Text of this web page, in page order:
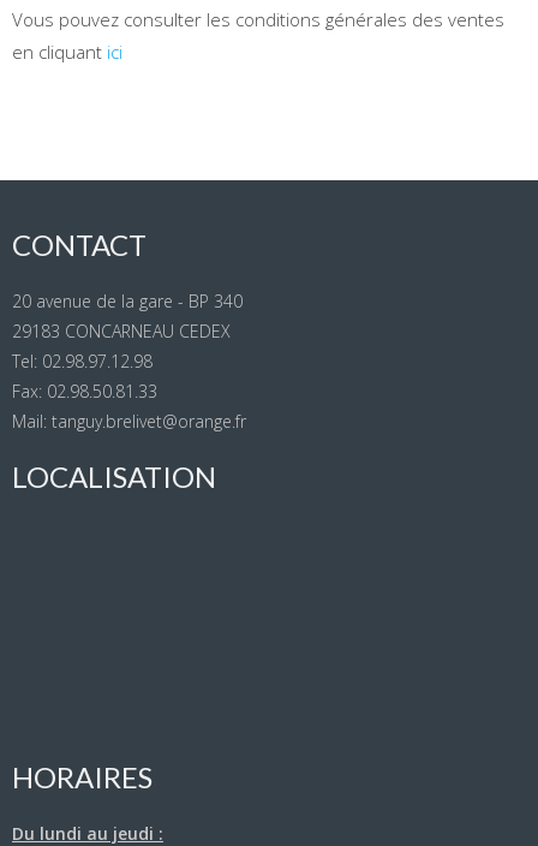
Vous pouvez consulter les conditions générales des ventes
en cliquant ici
CONTACT
20 avenue de la gare - BP 340
29183 CONCARNEAU CEDEX
Tel: 02.98.97.12.98
Fax: 02.98.50.81.33
Mail: tanguy.brelivet@orange.fr
LOCALISATION
HORAIRES
Du lundi au jeudi :